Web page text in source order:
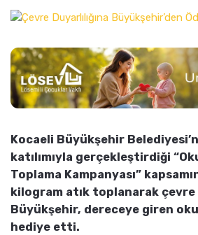
Kocaeli Büyükşehir
katılımıyla gerçekleştirdiği
Toplama Kampanyası”
kilogram atık toplanarak çevre
Büyükşehir, dereceye giren
hediye etti.